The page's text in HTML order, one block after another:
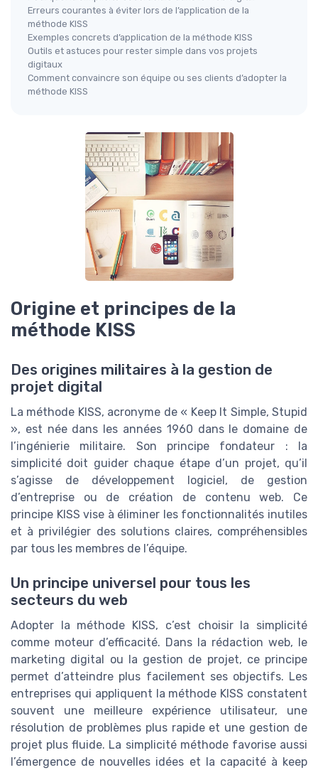
Erreurs courantes à éviter lors de l’application de la
méthode KISS
Exemples concrets d’application de la méthode KISS
Outils et astuces pour rester simple dans vos projets
digitaux
Comment convaincre son équipe ou ses clients d’adopter la
méthode KISS
Origine et principes de la
méthode KISS
Des origines militaires à la gestion de
projet digital
La méthode KISS, acronyme de « Keep It Simple, Stupid
», est née dans les années 1960 dans le domaine de
l’ingénierie militaire. Son principe fondateur : la
simplicité doit guider chaque étape d’un projet, qu’il
s’agisse de développement logiciel, de gestion
d’entreprise ou de création de contenu web. Ce
principe KISS vise à éliminer les fonctionnalités inutiles
et à privilégier des solutions claires, compréhensibles
par tous les membres de l’équipe.
Un principe universel pour tous les
secteurs du web
Adopter la méthode KISS, c’est choisir la simplicité
comme moteur d’efficacité. Dans la rédaction web, le
marketing digital ou la gestion de projet, ce principe
permet d’atteindre plus facilement ses objectifs. Les
entreprises qui appliquent la méthode KISS constatent
souvent une meilleure expérience utilisateur, une
résolution de problèmes plus rapide et une gestion de
projet plus fluide. La simplicité méthode favorise aussi
l’émergence de nouvelles idées et la capacité à keep